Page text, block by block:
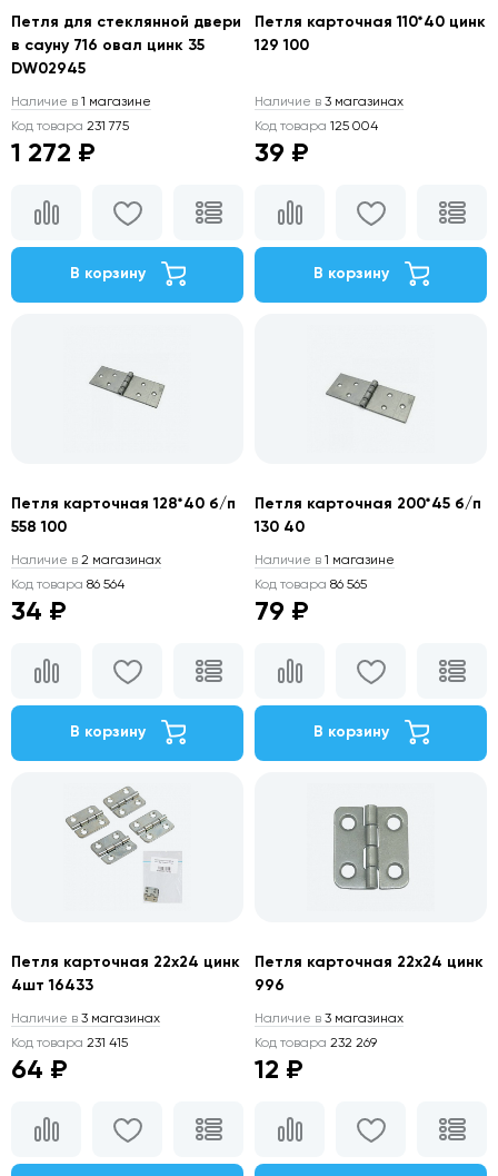
Петля для стеклянной двери
в сауну 716 овал цинк 35
DW02945
Наличие в 1 магазине
Код товара 231 775
1 272 ₽
В корзину
Петля карточная 110*40 цинк
129 100
Наличие в 3 магазинах
Код товара 125 004
39 ₽
В корзину
Петля карточная 128*40 б/п
558 100
Наличие в 2 магазинах
Код товара 86 564
34 ₽
В корзину
Петля карточная 200*45 б/п
130 40
Наличие в 1 магазине
Код товара 86 565
79 ₽
В корзину
Петля карточная 22х24 цинк
4шт 16433
Наличие в 3 магазинах
Код товара 231 415
64 ₽
Петля карточная 22х24 цинк
996
Наличие в 3 магазинах
Код товара 232 269
12 ₽